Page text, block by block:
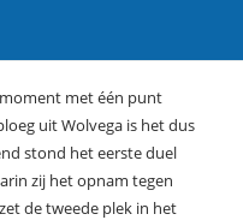
moment met één punt
uit Wolvega is het dus
stond het eerste duel
zij het opnam tegen
de tweede plek in het